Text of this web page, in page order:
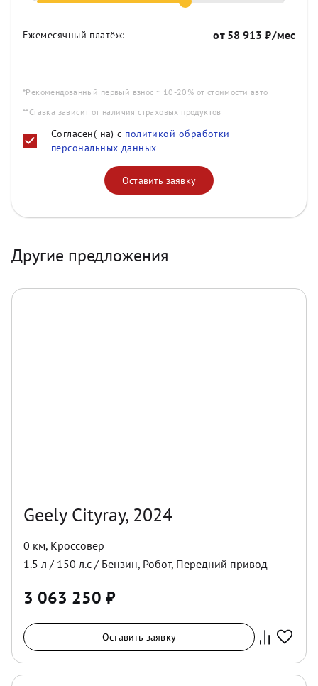
Ежемесячный платёж: от 58 913 ₽/мес
*Рекомендованный первый взнос ~ 10-20% от стоимости авто
**Ставка зависит от наличия страховых продуктов
Согласен(-на) с политикой обработки
персональных данных
Оставить заявку
Другие предложения
Geely Cityray, 2024
0 км, Кроссовер
1.5 л / 150 л.с / Бензин, Робот, Передний привод
3 063 250 ₽
Оставить заявку